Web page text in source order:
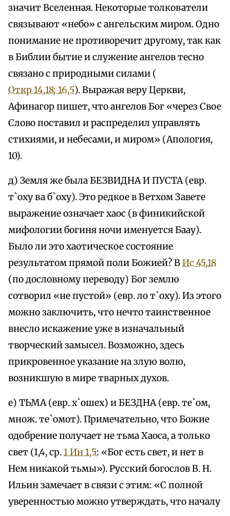
значит Вселенная. Некоторые толкователи
связывают «небо» с ангельским миром. Одно
понимание не противоречит другому, так как
в Библии бытие и служение ангелов тесно
связано с природными силами (
Откр 14,18; 16,5). Выражая веру Церкви,
Афинагор пишет, что ангелов Бог «через Свое
Слово поставил и распределил управлять
стихиями, и небесами, и миром» (Апология,
10).
д) Земля же была БЕЗВИДНА И ПУСТА (евр.
т`оху ва б`оху). Это редкое в Ветхом Завете
выражение означает хаос (в финикийской
мифологии богиня ночи именуется Баау).
Было ли это хаотическое состояние
результатом прямой поли Божией? ВИс 45,18
(по дословному переводу) Бог землю
сотворил «не пустой» (евр. ло т`оху). Из этого
можно заключить, что нечто таинственное
внесло искажение уже в изначальный
творческий замысел. Возможно, здесь
прикровенное указание на злую волю,
возникшую в мире тварных духов.
е) ТЬМА (евр. х`ошех) и БЕЗДНА (евр. те`ом,
множ. те`омот). Примечательно, что Божие
одобрение получает не тьма Хаоса, а только
свет (1,4, ср.1 Ин 1,5: «Бог есть свет, и нет в
Нем никакой тьмы»). Русский богослов В. Н.
Ильин замечает в связи с этим: «С полной
уверенностью можно утверждать, что началу